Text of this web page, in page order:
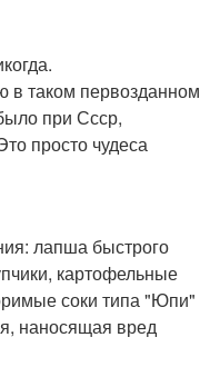
в таком первозданном
при Ссср,
просто чудеса
лапша быстрого
картофельные
соки типа "Юпи"
наносящая вред